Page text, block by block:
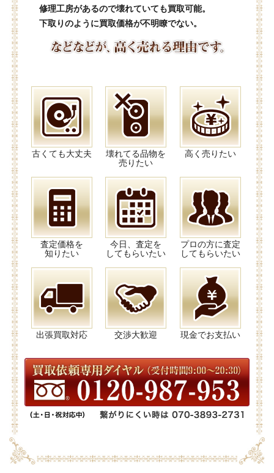
修理工房があるので壊れていても買取可能。
下取りのように買取価格が不明瞭でない。
古くても大丈夫
壊れてる品物を
売りたい
高く売りたい
査定価格を
知りたい
今日、査定を
してもらいたい
プロの方に査定
してもらいたい
出張買取対応 交渉大歓迎 現金でお支払い